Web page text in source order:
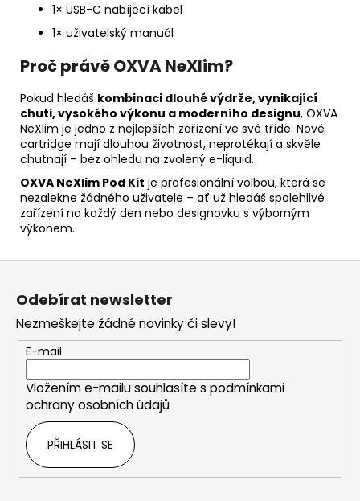
1× USB-C nabíjecí kabel
1× uživatelský manuál
Proč právě OXVA NeXlim?
Pokud hledáš kombinaci dlouhé výdrže, vynikající
chuti, vysokého výkonu a moderního designu, OXVA
NeXlim je jedno z nejlepších zařízení ve své třídě. Nové
cartridge mají dlouhou životnost, neprotékají a skvěle
chutnají – bez ohledu na zvolený e-liquid.
OXVA NeXlim Pod Kit je profesionální volbou, která se
nezalekne žádného uživatele – ať už hledáš spolehlivé
zařízení na každý den nebo designovku s výborným
výkonem.
Z
Odebírat newsletter
Nezmeškejte žádné novinky či slevy!
E-mail
Vložením e-mailu souhlasíte s podmínkami
ochrany osobních údajů
PŘIHLÁSIT SE